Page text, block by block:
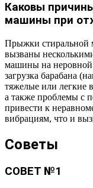
Каковы
машины при
Прыжки стиральной
вызваны
машины на неровной
загрузка барабана
тяжелые или легкие
а также проблемы с
привести к
вибрациям, что и
Советы
СОВЕТ №1